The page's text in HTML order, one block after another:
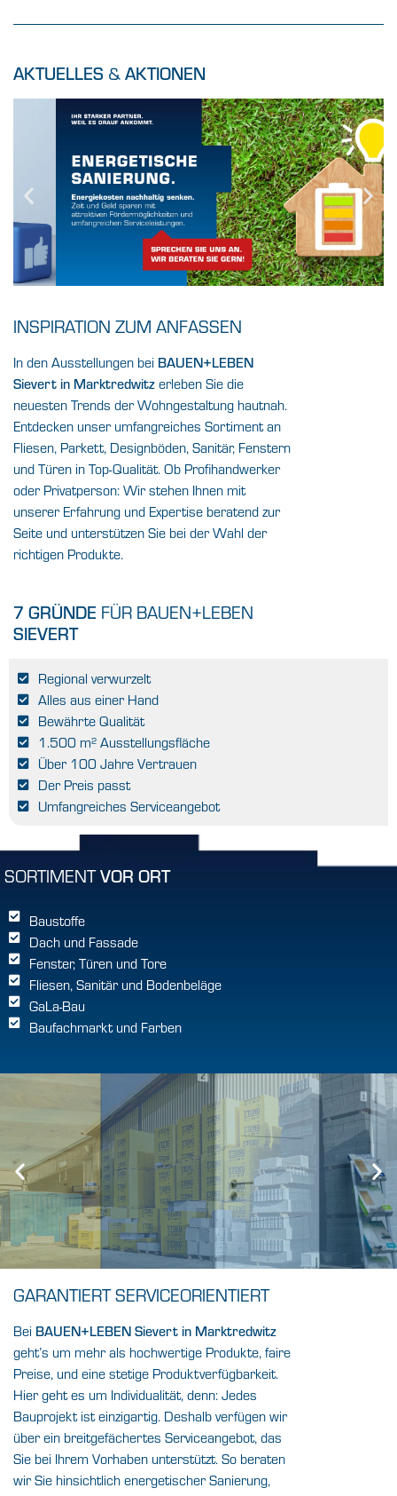
AKTUELLES & AKTIONEN
INSPIRATION ZUM ANFASSEN
In den Ausstellungen bei BAUEN+LEBEN
Sievert in Marktredwitz erleben Sie die
neuesten Trends der Wohngestaltung hautnah.
Entdecken unser umfangreiches Sortiment an
Fliesen, Parkett, Designböden, Sanitär, Fenstern
und Türen in Top-Qualität. Ob Profihandwerker
oder Privatperson: Wir stehen Ihnen mit
unserer Erfahrung und Expertise beratend zur
Seite und unterstützen Sie bei der Wahl der
richtigen Produkte.
7 GRÜNDE FÜR BAUEN+LEBEN
SIEVERT
Regional verwurzelt
Alles aus einer Hand
Bewährte Qualität
1.500 m² Ausstellungsfläche
Über 100 Jahre Vertrauen
Der Preis passt
Umfangreiches Serviceangebot
SORTIMENTVOR ORT
Baustoffe
Dach und Fassade
Fenster, Türen und Tore
Fliesen, Sanitär und Bodenbeläge
GaLa-Bau
Baufachmarkt und Farben
GARANTIERT SERVICEORIENTIERT
Bei BAUEN+LEBEN Sievert in Marktredwitz
geht’s um mehr als hochwertige Produkte, faire
Preise, und eine stetige Produktverfügbarkeit.
Hier geht es um Individualität, denn: Jedes
Bauprojekt ist einzigartig. Deshalb verfügen wir
über ein breitgefächertes Serviceangebot, das
Sie bei Ihrem Vorhaben unterstützt. So beraten
wir Sie hinsichtlich energetischer Sanierung,